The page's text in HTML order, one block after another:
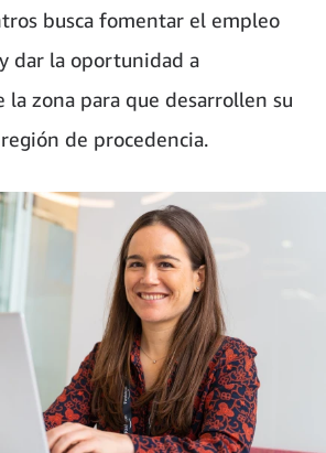
busca fomentar el empleo
dar la oportunidad a
la zona para que desarrollen su
de procedencia.